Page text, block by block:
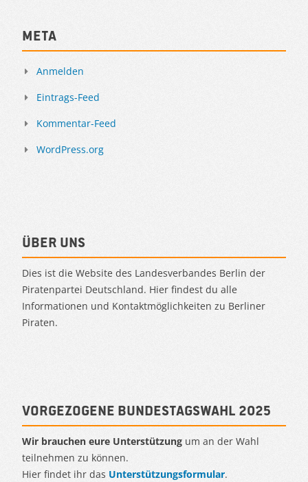
Meta
Anmelden
Eintrags-Feed
Kommentar-Feed
WordPress.org
Über uns
Dies ist die Website des Landesverbandes Berlin der
Piratenpartei Deutschland. Hier findest du alle
Informationen und Kontaktmöglichkeiten zu Berliner
Piraten.
Vorgezogene Bundestagswahl 2025
Wir brauchen eure Unterstützung um an der Wahl
teilnehmen zu können.
Hier findet ihr das Unterstützungsformular.